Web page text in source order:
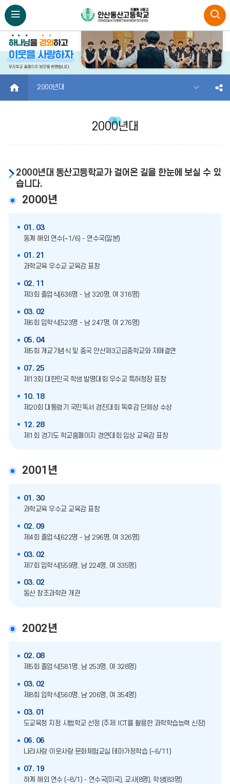
HOME 2000년대
2000년대
2000년대 동산고등학교가 걸어온 길을 한눈에 보실 수 있
습니다.
2000년
01. 03
동계 해외 연수(~1/6) - 연수국(일본)
01. 21
과학교육 우수교 교육감 표창
02. 11
제3회 졸업식(636명 - 남 320명, 여 316명)
03. 02
제6회 입학식(523명 - 남 247명, 여 276명)
05. 04
제5회 개교기념식 및 중국 안산제3고급중학교와 자매결연
07. 25
제13회 대한민국 학생 발명대회 우수교 특허청장 표창
10. 18
제20회 대통령기 국민독서 경진대회 독후감 단체상 수상
12. 28
제1회 경기도 학교홈페이지 경연대회 입상 교육감 표창
2001년
01. 30
과학교육 우수교 교육감 표창
02. 09
제4회 졸업식(622명 - 남 296명, 여 326명)
03. 02
제7회 입학식(559명, 남 224명, 여 335명)
03. 02
동산 창조과학관 개관
2002년
02. 08
제5회 졸업식(581명, 남 253명, 여 328명)
03. 02
제8회 입학식(560명, 남 206명, 여 354명)
03. 01
도교육청 지정 시범학교 선정 (주제: ICT를 활용한 과학학습능력 신장)
06. 06
나라사랑·이웃사랑 문화체험교실 테마가정학습 (~6/11)
07. 19
하계 해외 연수 (~8/1) - 연수국(미국), 교사(8명), 학생(83명)